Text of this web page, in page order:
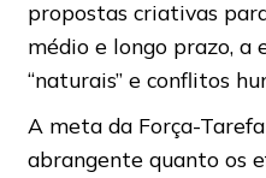
propostas criativas
médio e longo prazo, a
“naturais” e conflitos
A meta da Força-
abrangente quanto os